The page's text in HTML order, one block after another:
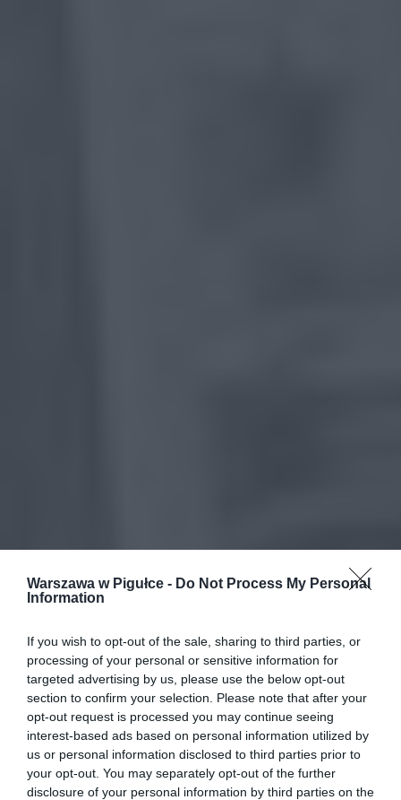
Warszawa w Pigułce - Do Not Process My Personal
Information
If you wish to opt-out of the sale, sharing to third parties, or
processing of your personal or sensitive information for
targeted advertising by us, please use the below opt-out
section to confirm your selection. Please note that after your
opt-out request is processed you may continue seeing
interest-based ads based on personal information utilized by
us or personal information disclosed to third parties prior to
your opt-out. You may separately opt-out of the further
disclosure of your personal information by third parties on the